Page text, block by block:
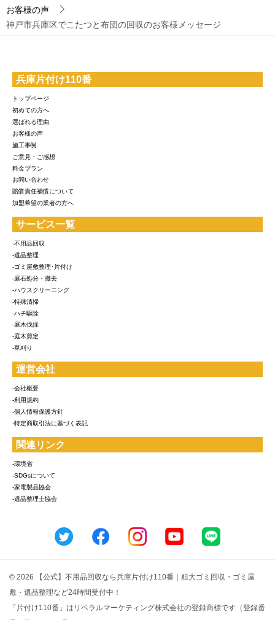
お客様の声
神戸市兵庫区でこたつと布団の回収のお客様メッセージ
兵庫片付け110番
トップページ
初めての方へ
選ばれる理由
お客様の声
施工事例
ご意見・ご感想
料金プラン
お問い合わせ
賠償責任補償について
加盟希望の業者の方へ
サービス一覧
-不用品回収
-遺品整理
-ゴミ屋敷整理･片付け
-庭石処分・撤去
-ハウスクリーニング
-特殊清掃
-ハチ駆除
-庭木伐採
-庭木剪定
-草刈り
運営会社
-会社概要
-利用規約
-個人情報保護方針
-特定商取引法に基づく表記
関連リンク
-環境省
-SDGsについて
-家電製品協会
-遺品整理士協会
© 2026 【公式】不用品回収なら兵庫片付け110番｜粗大ゴミ回収・ゴミ屋
敷・遺品整理など24時間受付中！
「片付け110番」はリベラルマーケティング株式会社の登録商標です（登録番